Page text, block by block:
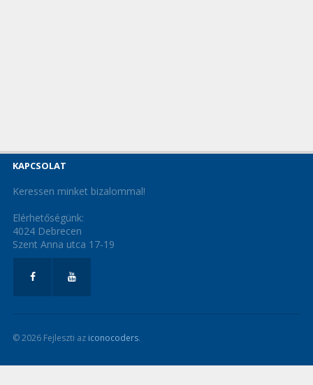
KAPCSOLAT
Keressen minket bizalommal!
Elérhetőségünk:
4024 Debrecen
Szent Anna utca 17-19
© 2026 Fejleszti az iconocoders.